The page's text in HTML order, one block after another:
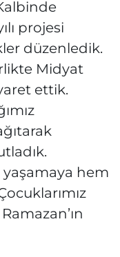
projesi
düzenledik.
Midyat
ettik.
hem